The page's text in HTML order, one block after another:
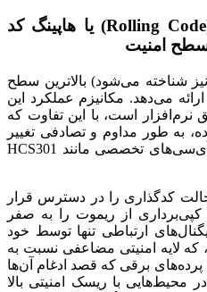
ریموت کنترل رولینگ کد (Rolling Code) یا هاپینگ کد
شناخته می‌شود) بالاترین سطح
امنیت را در بین ریموت‌های RF ارائه می‌دهد. مکانیزم عملکرد این
است، با این تفاوت که
به طور مداوم و تصادفی تغییر
می‌کند. این تغییر مداوم توسط آی‌سی‌های تخصصی مانند HCS301
از ۱۶ میلیارد حالت کدگذاری را در دسترس قرار
از ریموت را به صفر
ارتباطی تنها توسط خود
که لایه امنیتی مضاعفی نسبت به
برقی که قصد ادغام آن‌ها
محیط‌هایی با ریسک امنیتی بالا